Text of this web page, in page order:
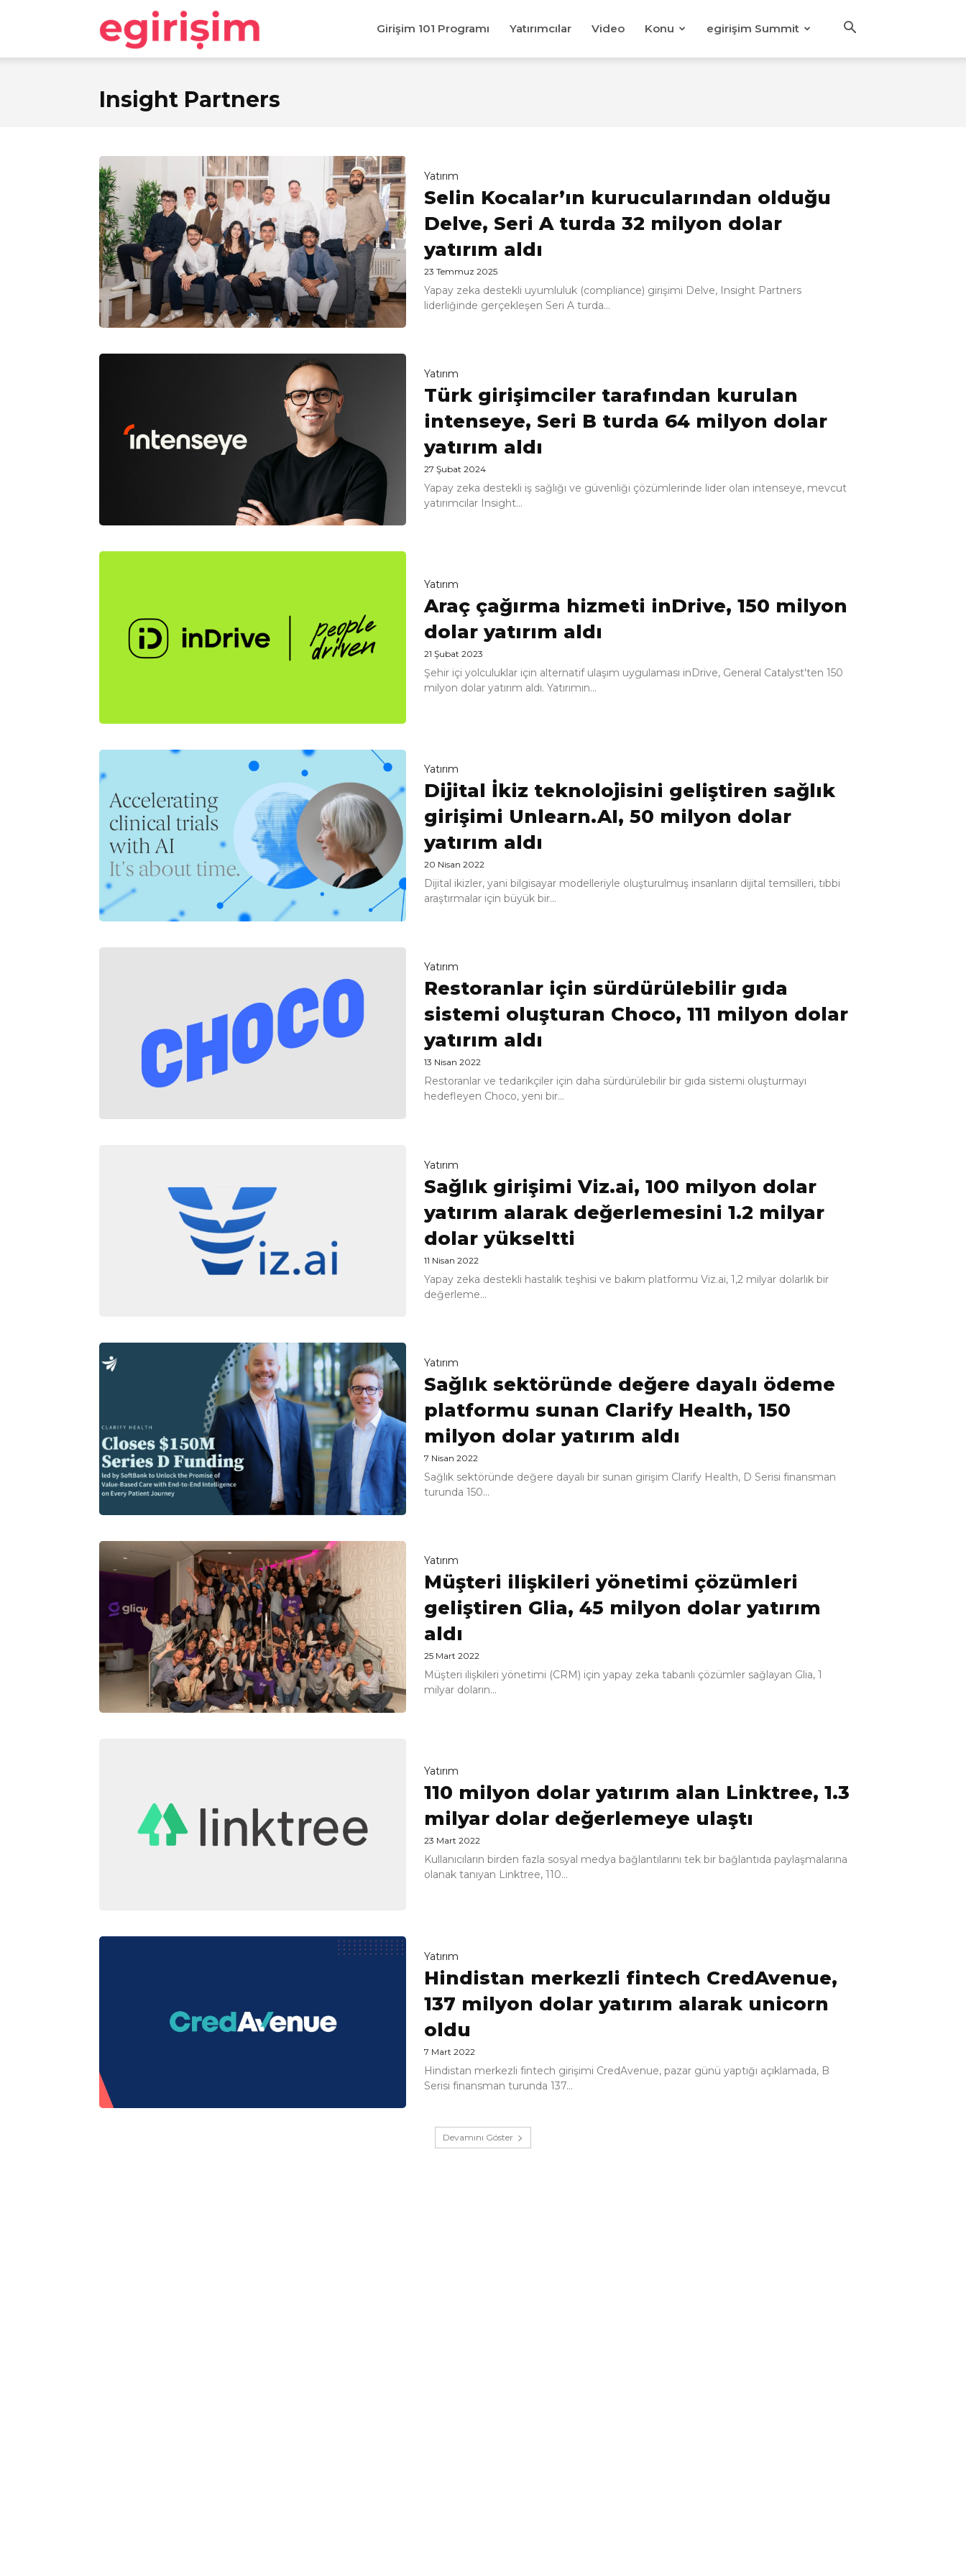
egirişim Girişim 101 Programı Yatırımcılar Video Konu egirişim Summit
Insight Partners
Yatırım
Selin Kocalar’ın kurucularından olduğu
Delve, Seri A turda 32 milyon dolar
yatırım aldı
23 Temmuz 2025
Yapay zeka destekli uyumluluk (compliance) girişimi Delve, Insight Partners
liderliğinde gerçekleşen Seri A turda...
Yatırım
Türk girişimciler tarafından kurulan
intenseye, Seri B turda 64 milyon dolar
yatırım aldı
27 Şubat 2024
Yapay zeka destekli iş sağlığı ve güvenliği çözümlerinde lider olan intenseye, mevcut
yatırımcılar Insight...
Yatırım
Araç çağırma hizmeti inDrive, 150 milyon
dolar yatırım aldı
21 Şubat 2023
Şehir içi yolculuklar için alternatif ulaşım uygulaması inDrive, General Catalyst'ten 150
milyon dolar yatırım aldı. Yatırımın...
Yatırım
Dijital İkiz teknolojisini geliştiren sağlık
girişimi Unlearn.AI, 50 milyon dolar
yatırım aldı
20 Nisan 2022
Dijital ikizler, yani bilgisayar modelleriyle oluşturulmuş insanların dijital temsilleri, tıbbi
araştırmalar için büyük bir...
Yatırım
Restoranlar için sürdürülebilir gıda
sistemi oluşturan Choco, 111 milyon dolar
yatırım aldı
13 Nisan 2022
Restoranlar ve tedarikçiler için daha sürdürülebilir bir gıda sistemi oluşturmayı
hedefleyen Choco, yeni bir...
Yatırım
Sağlık girişimi Viz.ai, 100 milyon dolar
yatırım alarak değerlemesini 1.2 milyar
dolar yükseltti
11 Nisan 2022
Yapay zeka destekli hastalık teşhisi ve bakım platformu Viz.ai, 1,2 milyar dolarlık bir
değerleme...
Yatırım
Sağlık sektöründe değere dayalı ödeme
platformu sunan Clarify Health, 150
milyon dolar yatırım aldı
7 Nisan 2022
Sağlık sektöründe değere dayalı bir sunan girişim Clarify Health, D Serisi finansman
turunda 150...
Yatırım
Müşteri ilişkileri yönetimi çözümleri
geliştiren Glia, 45 milyon dolar yatırım
aldı
25 Mart 2022
Müşteri ilişkileri yönetimi (CRM) için yapay zeka tabanlı çözümler sağlayan Glia, 1
milyar doların...
Yatırım
110 milyon dolar yatırım alan Linktree, 1.3
milyar dolar değerlemeye ulaştı
23 Mart 2022
Kullanıcıların birden fazla sosyal medya bağlantılarını tek bir bağlantıda paylaşmalarına
olanak tanıyan Linktree, 110...
Yatırım
Hindistan merkezli fintech CredAvenue,
137 milyon dolar yatırım alarak unicorn
oldu
7 Mart 2022
Hindistan merkezli fintech girişimi CredAvenue, pazar günü yaptığı açıklamada, B
Serisi finansman turunda 137...
Devamını Göster